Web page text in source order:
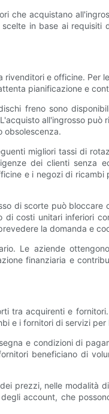
acquistano
in base ai
e officine. Per
pianificazione e
freno sono
all'ingrosso
obsolescenza.
migliori tassi di
dei clienti senza
e i negozi di
di scorte può
costi unitari inferiori
la domanda e
Le aziende
finanziaria e
tra acquirenti e
e i fornitori di servizi per
e condizioni di
beneficiano di
prezzi, nelle modalità
account, che